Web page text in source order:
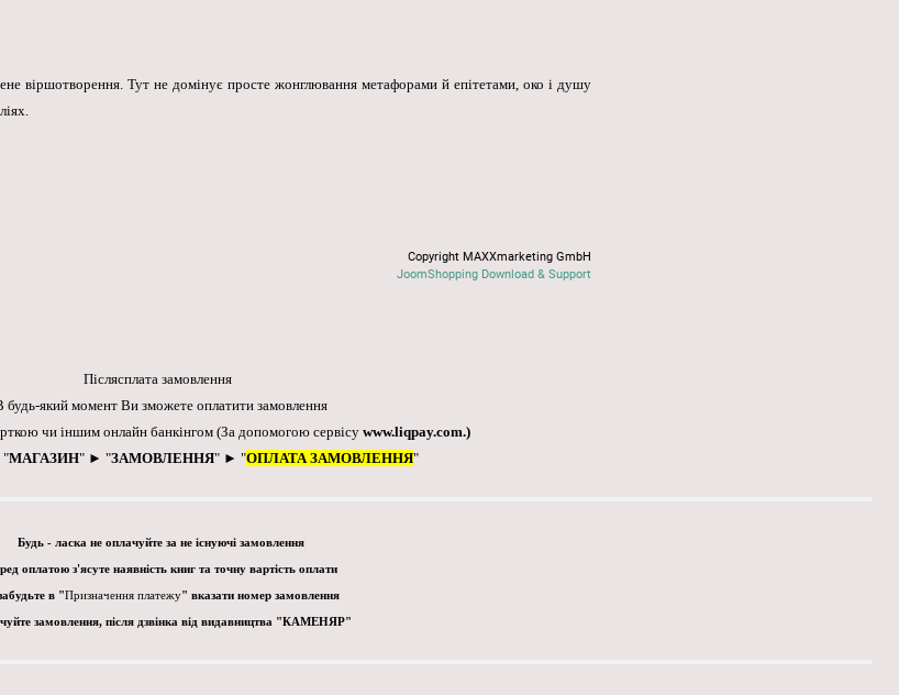
віршотворення. Тут не домінує просте жонглювання метафорами й епітетами, око і душу
Copyright MAXXmarketing GmbH
JoomShopping Download & Support
Післясплата замовлення
будь-який момент Ви зможете оплатити замовлення
чи іншим онлайн банкінгом(За допомогою сервісу www.liqpay.com.)
"МАГАЗИН" ► "ЗАМОВЛЕННЯ" ► "ОПЛАТА ЗАМОВЛЕННЯ"
Будь - ласка не оплачуйте за не існуючі замовлення
оплатою з'ясуте наявність книг та точну вартість оплати
в "Призначення платежу" вказати номер замовлення
замовлення, після дзвінка від видавництва "КАМЕНЯР"